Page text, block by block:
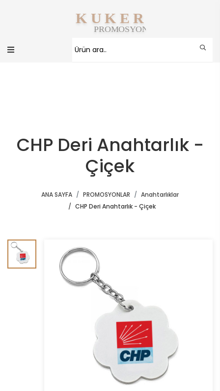
CHP Deri Anahtarlık -
Çiçek
ANA SAYFA PROMOSYONLAR
Anahtarlıklar
CHP Deri Anahtarlık - Çiçek